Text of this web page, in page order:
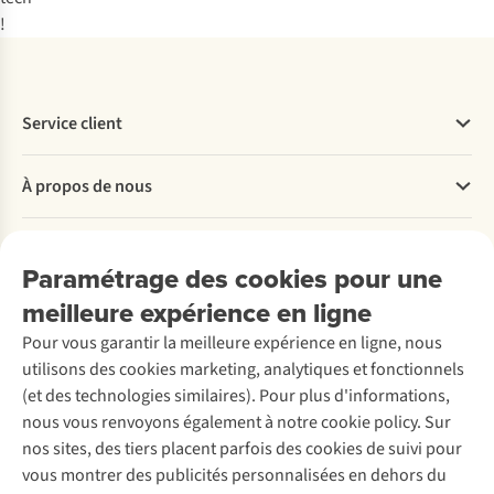
!
Paramétrage des cookies pour une
meilleure expérience en ligne
Pour vous garantir la meilleure expérience en ligne, nous
utilisons des cookies marketing, analytiques et fonctionnels
(et des technologies similaires). Pour plus d'informations,
nous vous renvoyons également à notre cookie policy. Sur
nos sites, des tiers placent parfois des cookies de suivi pour
vous montrer des publicités personnalisées en dehors du
Service client
Commander
Payer
Retourner
Rétractation d'une commande
Entretien & réparations
Garantie
Contactez-nous
À propos de nous
Entreprise responsable
À propos d’Ayacucho
Nos magasins
À propos d’A.S.Adventure
Déclaration d'accessibilité
Location / Location sports d’hiver
Seconde-main
Entretien de ski
Service de lavage
Entretien de chaussures
Réparation de chaussures
Réparation de vêtements
Retouches
Découvrez
A.S.Magazine
Explore Camp
Expertise & conseils
Abonnez-vous à la newsletter